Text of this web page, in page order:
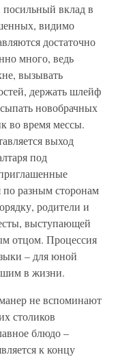
вклад в
видимо
достаточно
много, ведь
вызывать
держать шлейф
новобрачных
во время мессы.
выход
под
разным сторонам
родители и
выступающей
отцом. Процессия
– для юной
в жизни.
не вспоминают
столиков
блюдо –
к концу